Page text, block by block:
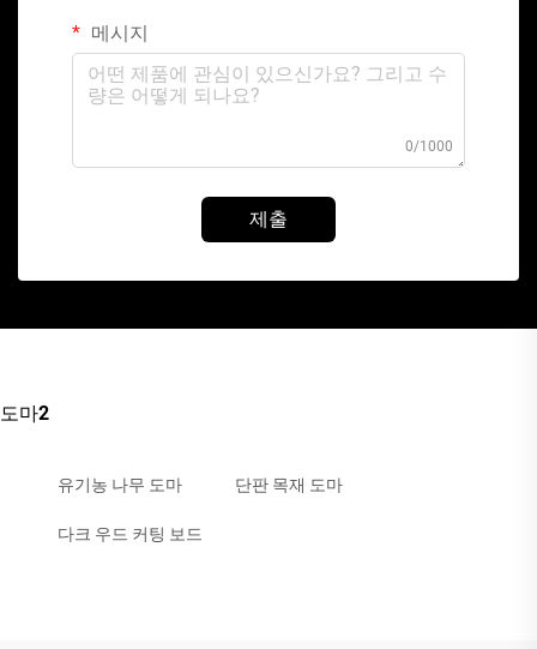
메시지
0/1000
제출
도마2
유기농 나무 도마 단판 목재 도마
다크 우드 커팅 보드